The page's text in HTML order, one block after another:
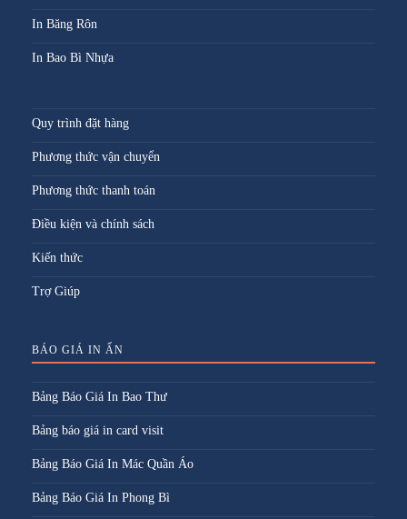
In Băng Rôn
In Bao Bì Nhựa
Quy trình đặt hàng
Phương thức vận chuyển
Phương thức thanh toán
Điều kiện và chính sách
Kiến thức
Trợ Giúp
BÁO GIÁ IN ẤN
Bảng Báo Giá In Bao Thư
Bảng báo giá in card visit
Bảng Báo Giá In Mác Quần Áo
Bảng Báo Giá In Phong Bì